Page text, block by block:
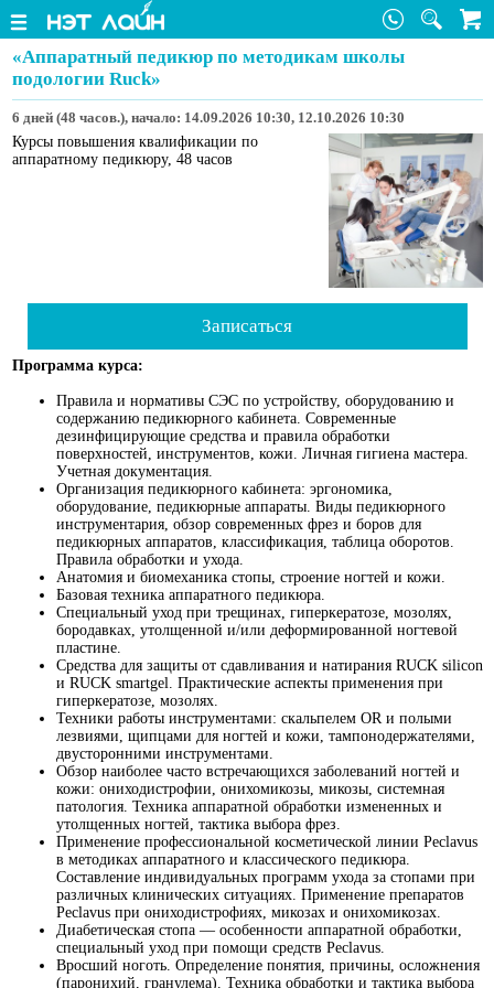
«Аппаратный педикюр по методикам школы
подологии Ruck»
6 дней (48 часов.), начало: 14.09.2026 10:30, 12.10.2026 10:30
Курсы повышения квалификации по
аппаратному педикюру, 48 часов
Записаться
Программа курса:
Правила и нормативы СЭС по устройству, оборудованию и
содержанию педикюрного кабинета. Современные
дезинфицирующие средства и правила обработки
поверхностей, инструментов, кожи. Личная гигиена мастера.
Учетная документация.
Организация педикюрного кабинета: эргономика,
оборудование, педикюрные аппараты. Виды педикюрного
инструментария, обзор современных фрез и боров для
педикюрных аппаратов, классификация, таблица оборотов.
Правила обработки и ухода.
Анатомия и биомеханика стопы, строение ногтей и кожи.
Базовая техника аппаратного педикюра.
Cпециальный уход при трещинах, гиперкератозе, мозолях,
бородавках, утолщенной и/или деформированной ногтевой
пластине.
Средства для защиты от сдавливания и натирания RUCK silicon
и RUCK smartgel. Практические аспекты применения при
гиперкератозе, мозолях.
Техники работы инструментами: скальпелем OR и полыми
лезвиями, щипцами для ногтей и кожи, тампонодержателями,
двусторонними инструментами.
Обзор наиболее часто встречающихся заболеваний ногтей и
кожи: ониходистрофии, онихомикозы, микозы, системная
патология. Техника аппаратной обработки измененных и
утолщенных ногтей, тактика выбора фрез.
Применение профессиональной косметической линии Peclavus
в методиках аппаратного и классического педикюра.
Составление индивидуальных программ ухода за стопами при
различных клинических ситуациях. Применение препаратов
Peclavus при ониходистрофиях, микозах и онихомикозах.
Диабетическая стопа — особенности аппаратной обработки,
специальный уход при помощи средств Peclavus.
Вросший ноготь. Определение понятия, причины, осложнения
(паронихий, гранулема). Техника обработки и тактика выбора